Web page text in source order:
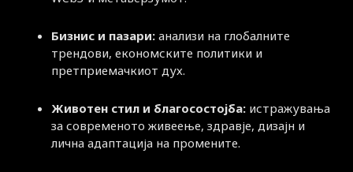
Бизнис и пазари: анализи на глобалните
трендови, економските политики и
претприемачкиот дух.
Животен стил и благосостојба: истражувања
за современото живеење, здравје, дизајн и
лична адаптација на промените.